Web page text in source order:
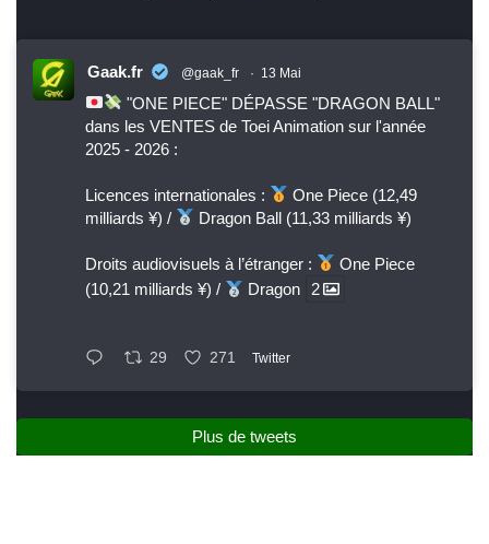
Gaak.fr @gaak_fr · 13 Mai
"ONE PIECE" DÉPASSE "DRAGON BALL"
dans les VENTES de Toei Animation sur l'année
2025 - 2026 :
Licences internationales :
One Piece (12,49
milliards ¥) /
Dragon Ball (11,33 milliards ¥)
Droits audiovisuels à l’étranger :
One Piece
(10,21 milliards ¥) /
Dragon 2
29 271 Twitter
Plus de tweets